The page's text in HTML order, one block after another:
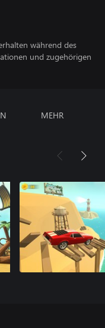
während des
und zugehörigen
MEHR